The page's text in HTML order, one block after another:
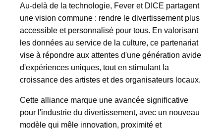
Au-delà de la technologie, Fever et DICE partagent
une vision commune : rendre le divertissement plus
accessible et personnalisé pour tous. En valorisant
les données au service de la culture, ce partenariat
vise à répondre aux attentes d'une génération avide
d'expériences uniques, tout en stimulant la
croissance des artistes et des organisateurs locaux.
Cette alliance marque une avancée significative
pour l'industrie du divertissement, avec un nouveau
modèle qui mêle innovation, proximité et